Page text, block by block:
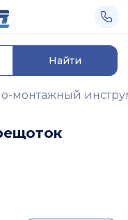
Найти
монтажный